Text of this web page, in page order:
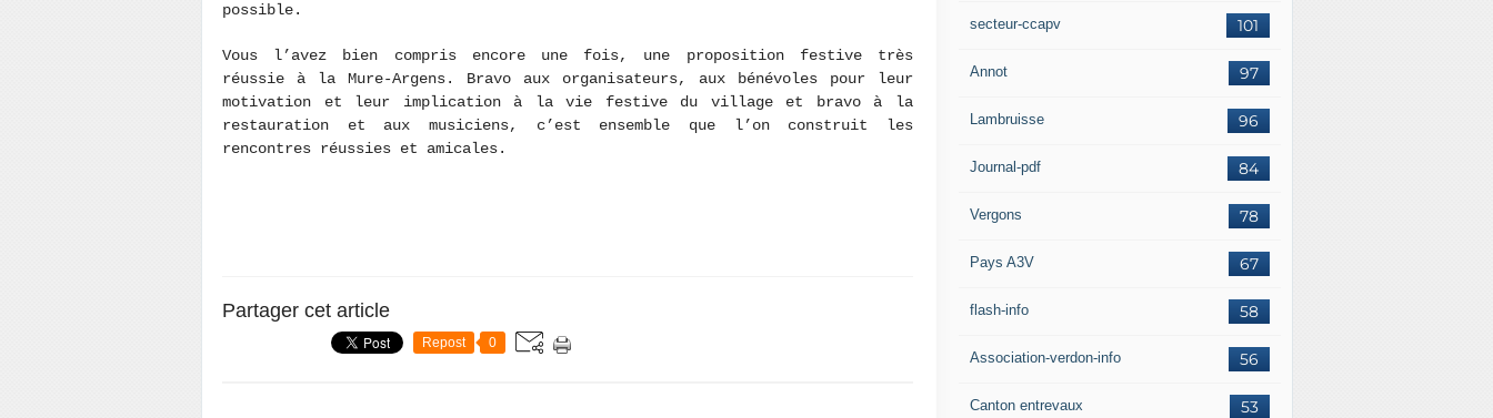
possible.
Vous l’avez bien compris encore une fois, une proposition festive très
réussie à la Mure-Argens. Bravo aux organisateurs, aux bénévoles pour leur
motivation et leur implication à la vie festive du village et bravo à la
restauration et aux musiciens, c’est ensemble que l’on construit les
rencontres réussies et amicales.
Partager cet article
Repost 0
101
secteur-ccapv
97
Annot
96
Lambruisse
84
Journal-pdf
78
Vergons
67
Pays A3V
58
flash-info
56
Association-verdon-info
53
Canton entrevaux